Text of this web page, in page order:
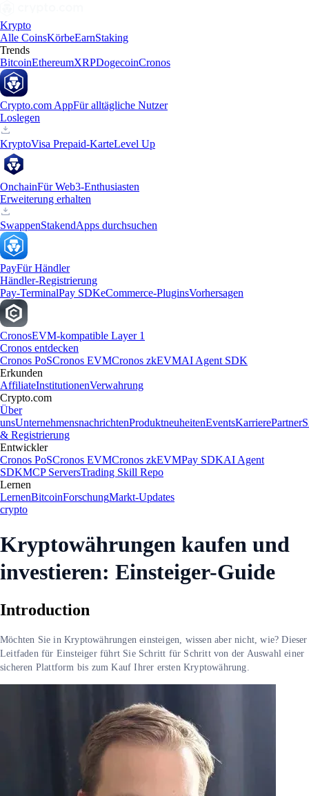
Krypto
Alle CoinsKörbeEarnStaking
Trends
BitcoinEthereumXRPDogecoinCronos
Crypto.com AppFür alltägliche Nutzer
Loslegen
KryptoVisa Prepaid-KarteLevel Up
OnchainFür Web3-Enthusiasten
Erweiterung erhalten
SwappenStakendApps durchsuchen
PayFür Händler
Händler-Registrierung
Pay-TerminalPay SDKeCommerce-PluginsVorhersagen
CronosEVM-kompatible Layer 1
Cronos entdecken
Cronos PoSCronos EVMCronos zkEVMAI Agent SDK
Erkunden
AffiliateInstitutionenVerwahrung
Crypto.com
Über
unsUnternehmensnachrichtenProduktneuheitenEventsKarrierePartner
& Registrierung
Entwickler
Cronos PoSCronos EVMCronos zkEVMPay SDKAI Agent
SDKMCP ServersTrading Skill Repo
Lernen
LernenBitcoinForschungMarkt-Updates
crypto
Kryptowährungen kaufen und
investieren: Einsteiger-Guide
Introduction
Möchten Sie in Kryptowährungen einsteigen, wissen aber nicht, wie? Dieser
Leitfaden für Einsteiger führt Sie Schritt für Schritt von der Auswahl einer
sicheren Plattform bis zum Kauf Ihrer ersten Kryptowährung.